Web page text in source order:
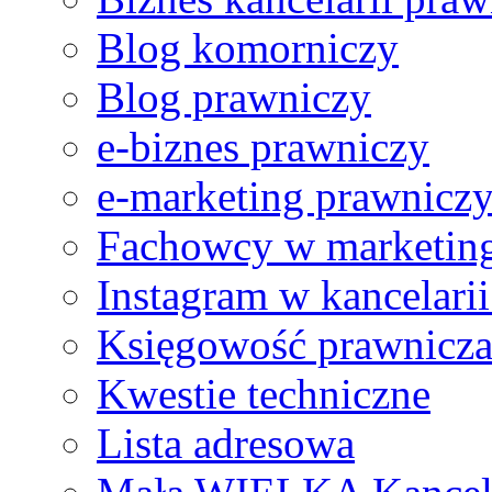
Blog komorniczy
Blog prawniczy
e-biznes prawniczy
e-marketing
Fachowcy w
Instagram w
Księgowość prawnicza
Kwestie techniczne
Lista adresowa